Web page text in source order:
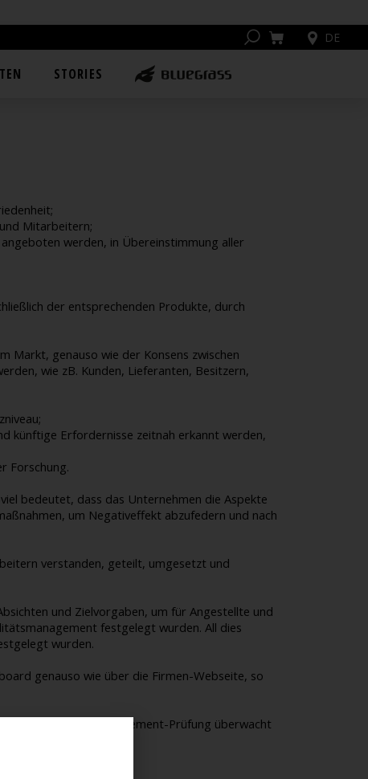
STORIES
DE
Mitarbeitern;
werden, in Übereinstimmung aller
der entsprechenden Produkte, durch
Markt, genauso wie der Konsens zwischen
wie zB. Kunden, Lieferanten, Besitzern,
künftige Erfordernisse zeitnah erkannt werden,
Forschung.
bedeutet, dass das Unternehmen die Aspekte
um Negativeffekt abzufedern und nach
verstanden, geteilt, umgesetzt und
und Zielvorgaben, um für Angestellte und
festgelegt wurden. All dies
wurden.
genauso wie über die Firmen-Webseite, so
den Fall einer Management-Prüfung überwacht